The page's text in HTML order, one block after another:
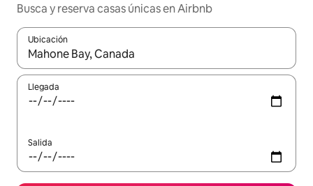
Busca y reserva casas únicas en Airbnb
Ubicación
Cuando los resultados estén disponibles, navega con las
Llegada
Salida